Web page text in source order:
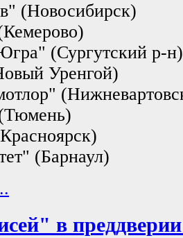
(Новосибирск)
(Сургутский р-н)
Уренгой)
(Барнаул)
в преддверии